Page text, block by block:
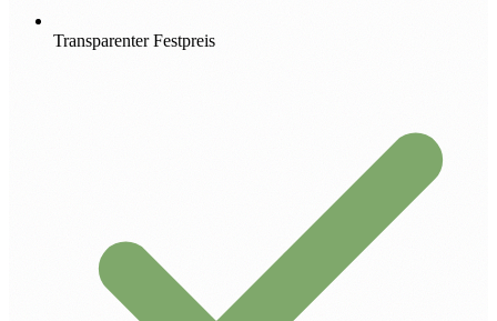
Transparenter Festpreis